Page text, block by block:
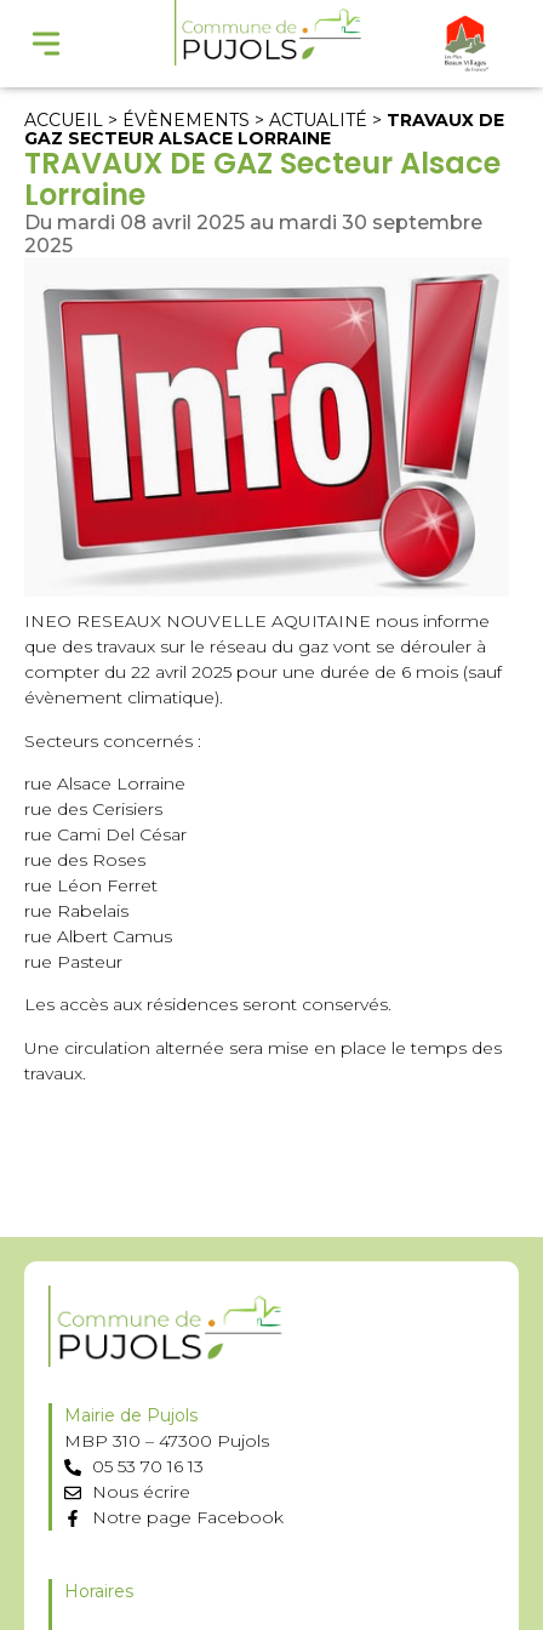
ACCUEIL > ÉVÈNEMENTS > ACTUALITÉ > TRAVAUX DE
GAZ SECTEUR ALSACE LORRAINE
TRAVAUX DE GAZ Secteur Alsace
Lorraine
Du mardi 08 avril 2025 au mardi 30 septembre
2025
INEO RESEAUX NOUVELLE AQUITAINE nous informe
que des travaux sur le réseau du gaz vont se dérouler à
compter du 22 avril 2025 pour une durée de 6 mois (sauf
évènement climatique).
Secteurs concernés :
rue Alsace Lorraine
rue des Cerisiers
rue Cami Del César
rue des Roses
rue Léon Ferret
rue Rabelais
rue Albert Camus
rue Pasteur
Les accès aux résidences seront conservés.
Une circulation alternée sera mise en place le temps des
travaux.
Mairie de Pujols
MBP 310 – 47300 Pujols
05 53 70 16 13
Nous écrire
Notre page Facebook
Horaires